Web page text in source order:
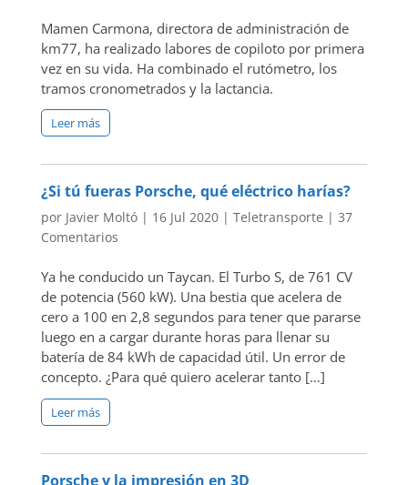
Mamen Carmona, directora de administración de
km77, ha realizado labores de copiloto por primera
vez en su vida. Ha combinado el rutómetro, los
tramos cronometrados y la lactancia.
Leer más
¿Si tú fueras Porsche, qué eléctrico harías?
por Javier Moltó| 16 Jul 2020| Teletransporte | 37
Comentarios
Ya he conducido un Taycan. El Turbo S, de 761 CV
de potencia (560 kW). Una bestia que acelera de
cero a 100 en 2,8 segundos para tener que pararse
luego en a cargar durante horas para llenar su
batería de 84 kWh de capacidad útil. Un error de
concepto. ¿Para qué quiero acelerar tanto […]
Leer más
Porsche y la impresión en 3D